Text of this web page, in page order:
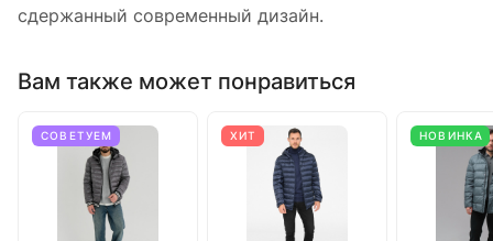
сдержанный современный дизайн.
Вам также может понравиться
СОВЕТУЕМ ХИТ НОВИНКА